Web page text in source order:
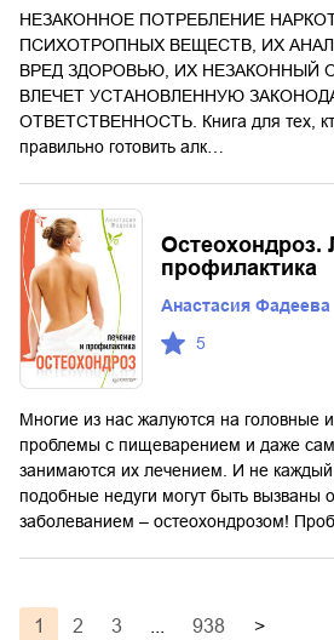
НЕЗАКОННОЕ ПОТРЕБЛЕНИЕ
ПСИХОТРОПНЫХ ВЕЩЕСТВ, ИХ
ВРЕД ЗДОРОВЬЮ, ИХ НЕЗАКОННЫЙ
ВЛЕЧЕТ УСТАНОВЛЕННУЮ
ОТВЕТСТВЕННОСТЬ. Книга для тех,
правильно готовить алк…
Остеохондроз.
профилактика
Анастасия Фадеева
5
Многие из нас жалуются на головные
проблемы с пищеварением и даже
занимаются их лечением. И не каждый
подобные недуги могут быть вызваны
заболеванием – остеохондрозом!
1 2 3 938 >